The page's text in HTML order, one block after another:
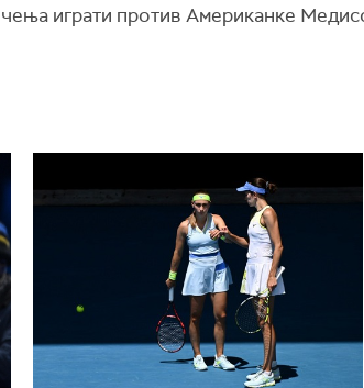
играти против Американке